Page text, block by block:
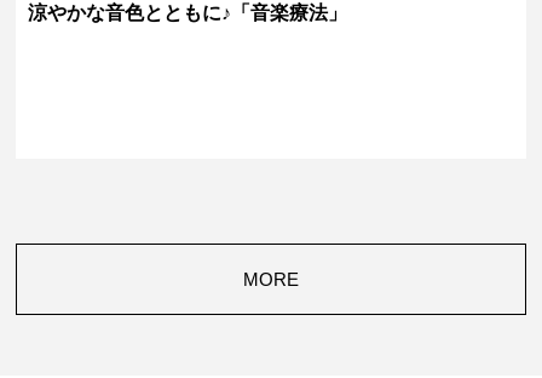
涼やかな音色とともに♪「音楽療法」
MORE